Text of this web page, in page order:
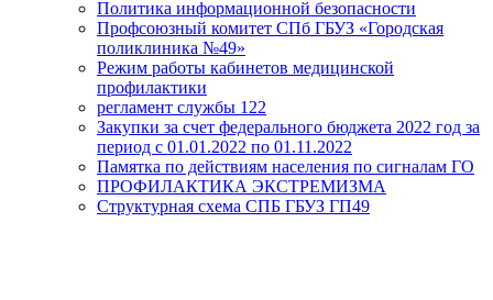
Политика информационной безопасности
Профсоюзный комитет СПб ГБУЗ «Городская
поликлиника №49»
Режим работы кабинетов медицинской
профилактики
регламент службы 122
Закупки за счет федерального бюджета 2022 год за
период с 01.01.2022 по 01.11.2022
Памятка по действиям населения по сигналам ГО
ПРОФИЛАКТИКА ЭКСТРЕМИЗМА
Структурная схема СПБ ГБУЗ ГП49